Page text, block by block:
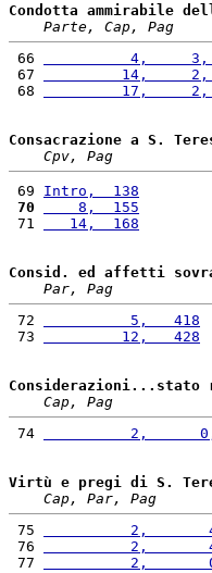
Condotta ammirabile
Parte, Cap, Pag
66
4,     3,
67
14,     2,
68
17,
Consacrazione a S.
Cpv, Pag
69 Intro,  138
70
    8,  155
71
   14,  168
Consid. ed affetti
Par, Pag
72
          5,   418
73
         12,   428
Considerazioni...stato
Cap, Pag
74
2,
Virtù e pregi di S.
Cap, Par, Pag
75
2,
76
2,
77
2,